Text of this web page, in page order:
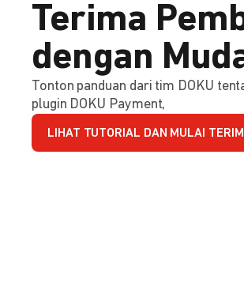
Terima
dengan
Tonton panduan dari tim DOKU
plugin DOKU Payment,
LIHAT TUTORIAL DAN MULAI